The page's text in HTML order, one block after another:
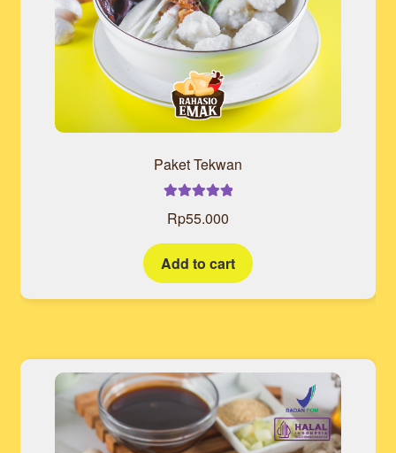
Paket Tekwan
out of 5
Rp55.000
Add to cart